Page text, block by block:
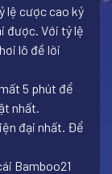
lệ cược cao kỷ
được. Với tỷ lệ
lô đề lời
5 phút để
nhất.
đại nhất. Để
Bamboo21